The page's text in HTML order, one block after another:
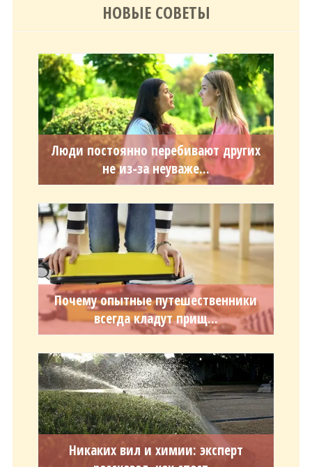
НОВЫЕ СОВЕТЫ
Люди постоянно перебивают других
не из-за неуваже...
Почему опытные путешественники
всегда кладут прищ...
Никаких вил и химии: эксперт